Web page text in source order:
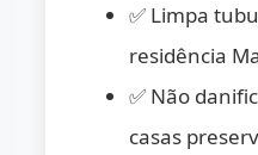
✅ Limpa
residência
✅ Não
casas